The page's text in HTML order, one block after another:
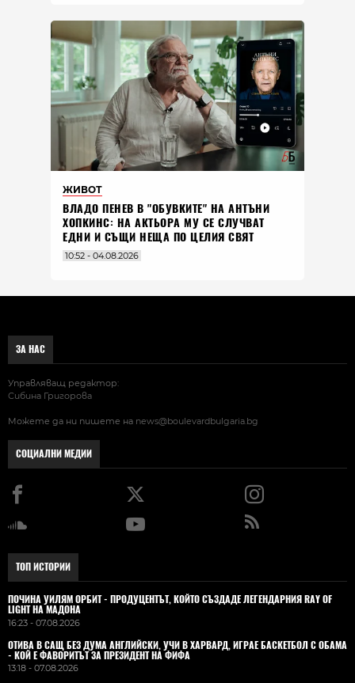
ЖИВОТ
ВЛАДO ПЕНЕВ В "ОБУВКИТЕ" НА АНТЪНИ
ХОПКИНС: НА АКТЬОРА МУ СЕ СЛУЧВАТ
ЕДНИ И СЪЩИ НЕЩА ПО ЦЕЛИЯ СВЯТ
10:52 - 04.08.2026
ЗА НАС
Управляващ редактор:
Сибина Григорова
Можете да ни пишете на news@boulevardbulgaria.bg
СОЦИАЛНИ МЕДИИ
ТОП ИСТОРИИ
ПОЧИНА УИЛЯМ ОРБИТ - ПРОДУЦЕНТЪТ, КОЙТО СЪЗДАДЕ ЛЕГЕНДАРНИЯ RAY OF
LIGHT НА МАДОНА
16:23 - 07.08.2026
ОТИВА В САЩ БЕЗ ДУМА АНГЛИЙСКИ, УЧИ В ХАРВАРД, ИГРАЕ БАСКЕТБОЛ С ОБАМА
- КОЙ Е ФАВОРИТЪТ ЗА ПРЕЗИДЕНТ НА ФИФА
13:18 - 07.08.2026